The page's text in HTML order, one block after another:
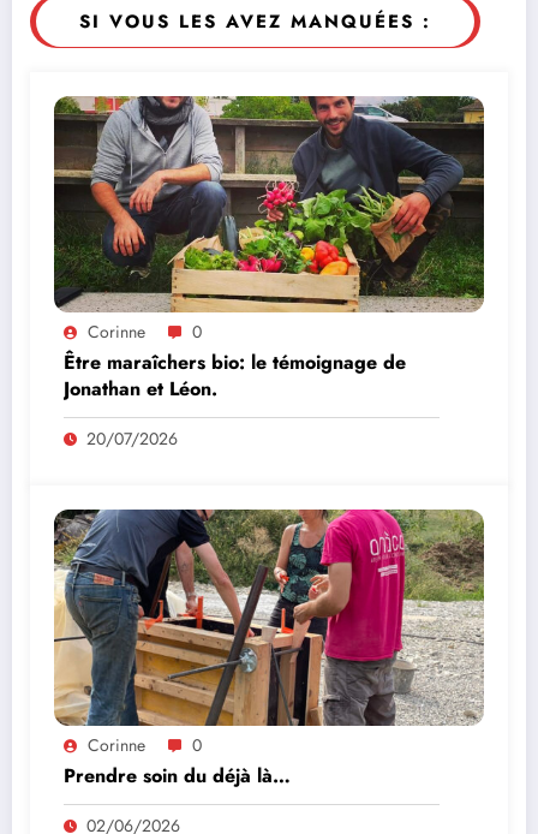
SI VOUS LES AVEZ MANQUÉES :
Corinne 0
Être maraîchers bio: le témoignage de
Jonathan et Léon.
20/07/2026
Corinne 0
Prendre soin du déjà là…
02/06/2026